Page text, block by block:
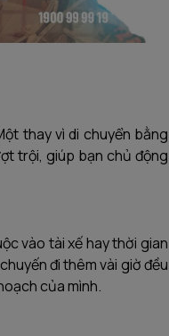
thay vì di chuyển bằng
trội, giúp bạn chủ động
vào tài xế hay thời gian
đi thêm vài giờ đều
của mình.